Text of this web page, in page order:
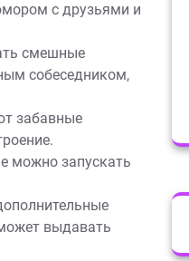
с друзьями и
смешные
собеседником,
забавные
можно запускать
выдавать